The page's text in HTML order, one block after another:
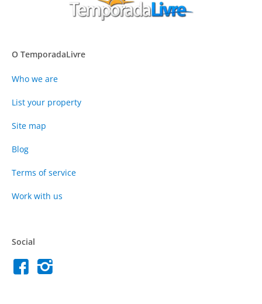
O TemporadaLivre
Who we are
List your property
Site map
Blog
Terms of service
Work with us
Social